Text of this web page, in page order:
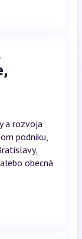
a rozvoja
podniku,
obecná